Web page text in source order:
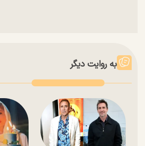
به روایت دیگر